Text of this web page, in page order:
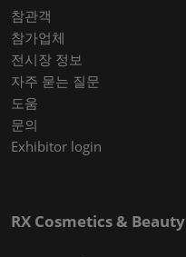
참관객
참가업체
전시장 정보
자주 묻는 질문
도움
문의
Exhibitor login
RX Cosmetics & Beauty